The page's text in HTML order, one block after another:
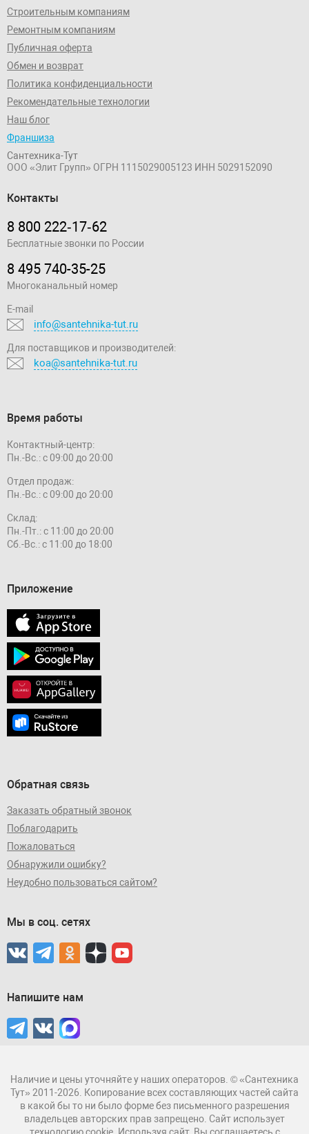
Строительным компаниям
Ремонтным компаниям
Публичная оферта
Обмен и возврат
Политика конфиденциальности
Рекомендательные технологии
Наш блог
Франшиза
Сантехника-Тут
ООО «Элит Групп» ОГРН 1115029005123 ИНН 5029152090
Контакты
8 800 222‑17‑62
Бесплатные звонки по России
8 495 740-35-25
Многоканальный номер
E-mail
info@santehnika-tut.ru
Для поставщиков и производителей:
koa@santehnika-tut.ru
Время работы
Контактный-центр:
Пн.-Вс.: с 09:00 до 20:00
Отдел продаж:
Пн.-Вс.: с 09:00 до 20:00
Склад:
Пн.-Пт.: с 11:00 до 20:00
Сб.-Вс.: с 11:00 до 18:00
Приложение
Обратная связь
Заказать обратный звонок
Поблагодарить
Пожаловаться
Обнаружили ошибку?
Неудобно пользоваться сайтом?
Мы в соц. сетях
Напишите нам
Наличие и цены уточняйте у наших операторов. © «Сантехника
Тут» 2011-2026. Копирование всех составляющих частей сайта
в какой бы то ни было форме без письменного разрешения
владельцев авторских прав запрещено. Сайт использует